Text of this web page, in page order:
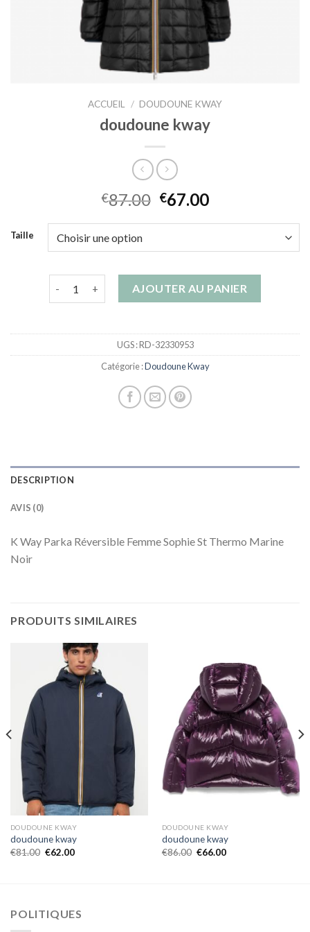
ACCUEIL / DOUDOUNE KWAY
doudoune kway
€87.00 €67.00
Taille
quantité de doudoune kwayAJOUTER AU PANIER
UGS :RD-32330953
Catégorie :Doudoune Kway
DESCRIPTION
AVIS (0)
K Way Parka Réversible Femme Sophie St Thermo Marine
Noir
PRODUITS SIMILAIRES
DOUDOUNE KWAY
doudoune kway
€81.00 €62.00
DOUDOUNE KWAY
doudoune kway
€86.00 €66.00
POLITIQUES